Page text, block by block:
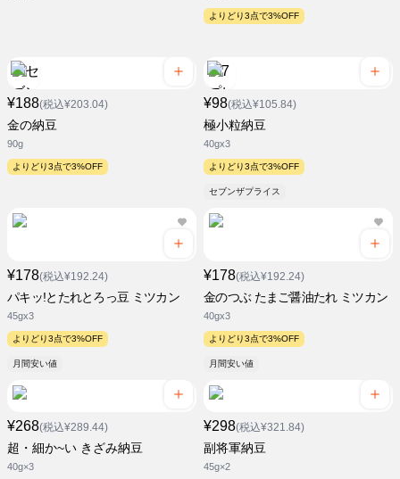
よりどり3点で3%OFF
¥188(税込¥203.04)
金の納豆
90g
よりどり3点で3%OFF
¥98(税込¥105.84)
極小粒納豆
40gx3
よりどり3点で3%OFF
セブンザプライス
¥178(税込¥192.24)
パキッ!とたれとろっ豆 ミツカン
45gx3
よりどり3点で3%OFF
月間安い値
¥178(税込¥192.24)
金のつぶ たまご醤油たれ ミツカン
40gx3
よりどり3点で3%OFF
月間安い値
¥268(税込¥289.44)
超・細か~い きざみ納豆
40g×3
¥298(税込¥321.84)
副将軍納豆
45g×2